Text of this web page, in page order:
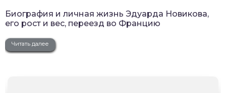
Биография и личная жизнь Эдуарда Новикова,
его рост и вес, переезд во Францию
Читать далее